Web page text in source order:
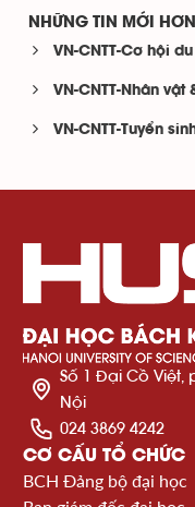
NHỮNG TIN MỚI HƠN
VN-CNTT-Cơ hội
VN-CNTT-Nhân vật
VN-CNTT-Tuyển
Số 1 Đại Cồ Việt,
Nội
024 3869 4242
CƠ CẤU TỔ CHỨC
BCH Đảng bộ đại học